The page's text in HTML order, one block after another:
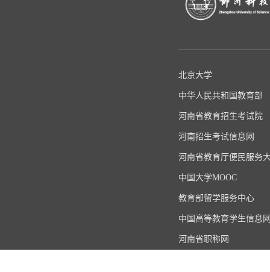
北京大学
中华人民共和国教育部
河南省教育招生考试院
河南招生考试信息网
河南省教育厅便民服务
中国大学MOOC
教育部留学服务中心
中国高等教育学生信息
河南省职称网